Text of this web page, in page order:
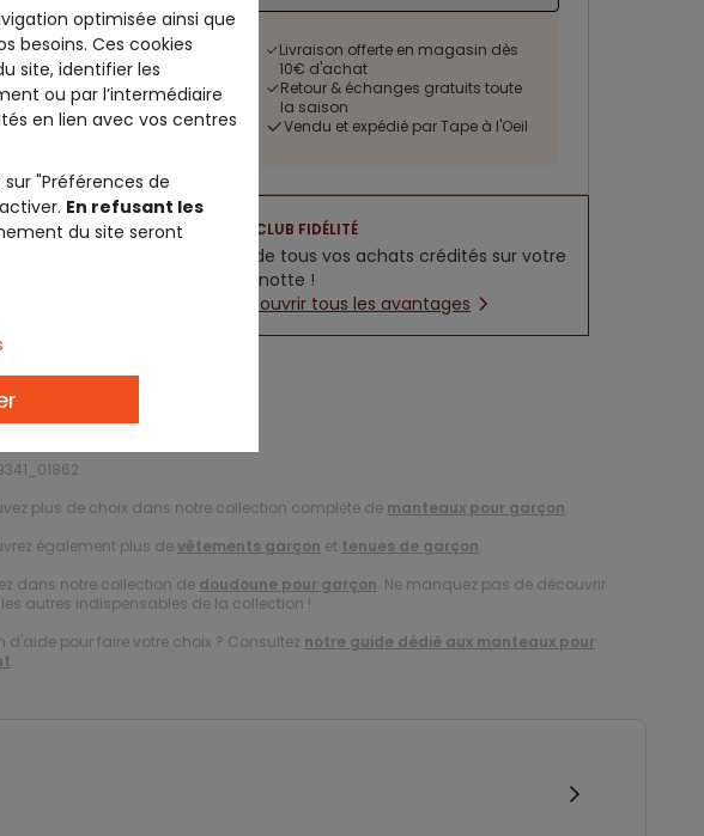
Livraison offerte en magasin dès
10€ d'achat
Retour & échanges gratuits toute
la saison
Vendu et expédié par Tape à l'Oeil
CLUB FIDÉLITÉ
5% de tous vos achats crédités sur votre
cagnotte !
Découvrir tous les avantages
plus de choix dans notre collection complète de manteaux pour garçon.
également plus devêtements garçon et tenues de garçon.
dans notre collection de doudoune pour garçon. Ne manquez pas de découvrir
autres indispensables de la collection !
d'aide pour faire votre choix ? Consultez notre guide dédié aux manteaux pour
.
optimisée ainsi que
besoins. Ces cookies
site, identifier les
ou par l’intermédiaire
en lien avec vos centres
sur "Préférences de
En refusant les
du site seront